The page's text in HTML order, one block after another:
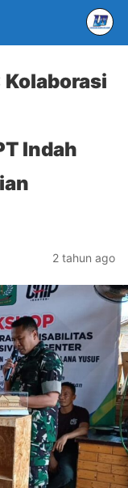
Indah
2 tahun ago